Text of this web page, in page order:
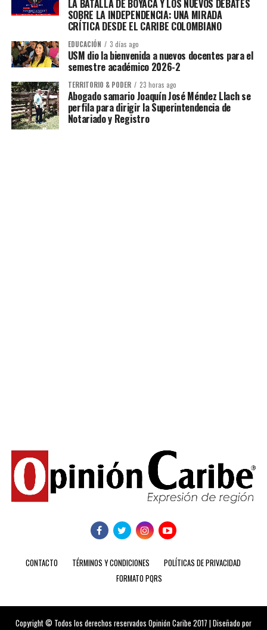
LA BATALLA DE BOYACÁ Y LOS NUEVOS DEBATES
SOBRE LA INDEPENDENCIA: UNA MIRADA
CRÍTICA DESDE EL CARIBE COLOMBIANO
EDUCACIÓN 3 días ago
USM dio la bienvenida a nuevos docentes para el
semestre académico 2026-2
TERRITORIO & PODER 23 horas ago
Abogado samario Joaquín José Méndez Llach se
perfila para dirigir la Superintendencia de
Notariado y Registro
CONTACTO TÉRMINOS Y CONDICIONES
POLÍTICAS DE PRIVACIDAD
FORMATO PQRS
Copyright © Todos los derechos reservados Opinión Caribe 2017 | Diseñado por